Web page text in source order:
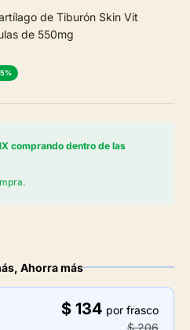
de Tiburón Skin Vit
de 550mg
comprando dentro de las
Ahorra más
$ 134 por frasco
$ 206